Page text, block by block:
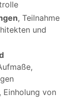
, Teilnahme
und
, Einholung von